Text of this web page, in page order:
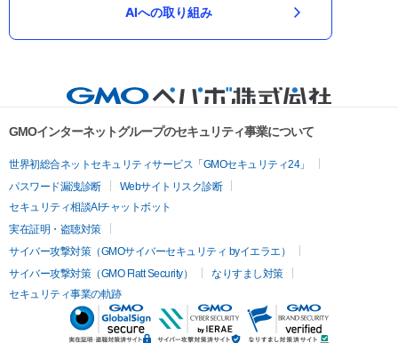
AIへの取り組み
GMOインターネットグループのセキュリティ事業について
世界初総合ネットセキュリティサービス「GMOセキュリティ24」
パスワード漏洩診断
Webサイトリスク診断
セキュリティ相談AIチャットボット
実在証明・盗聴対策
サイバー攻撃対策（GMOサイバーセキュリティ byイエラエ）
サイバー攻撃対策（GMO Flatt Security）
なりすまし対策
セキュリティ事業の軌跡